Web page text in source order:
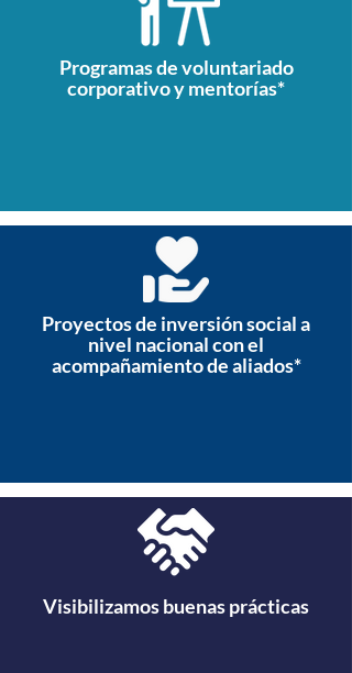
Programas de voluntariado
corporativo y mentorías*
Proyectos de inversión social a
nivel nacional con el
acompañamiento de aliados*
Visibilizamos buenas prácticas